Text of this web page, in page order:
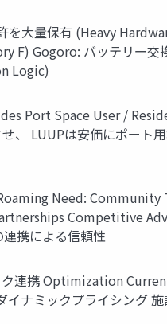
大量保有 (Heavy
F) Gogoro: バッテリー交
Logic)
Port Space User /
、 LUUPは安価にポート
Need: Community
Competitive
携による信頼性
ク連携 Optimization
ナミックプライシング 施